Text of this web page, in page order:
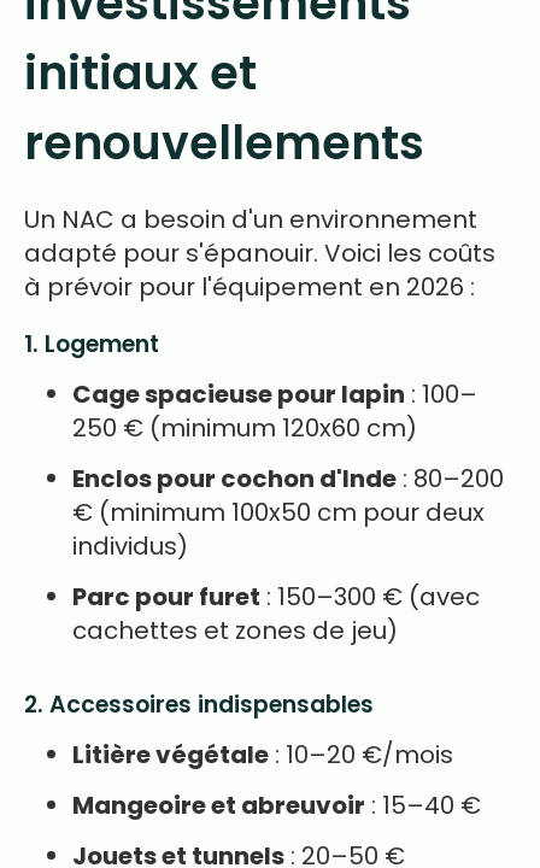
initiaux et
renouvellements
Un NAC a besoin d'un environnement
adapté pour s'épanouir. Voici les coûts
à prévoir pour l'équipement en 2026 :
1. Logement
Cage spacieuse pour lapin : 100–
250 € (minimum 120x60 cm)
Enclos pour cochon d'Inde : 80–200
€ (minimum 100x50 cm pour deux
individus)
Parc pour furet : 150–300 € (avec
cachettes et zones de jeu)
2. Accessoires indispensables
Litière végétale : 10–20 €/mois
Mangeoire et abreuvoir : 15–40 €
Jouets et tunnels : 20–50 €